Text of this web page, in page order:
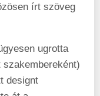
írt szöveg
ugrotta
designt